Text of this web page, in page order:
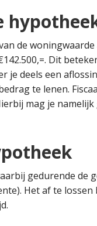
de
Dit
je deels een
te lenen.
mag je
gedurende de
Het af te